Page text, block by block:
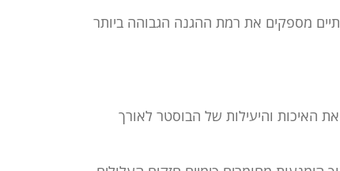
מספקים את רמת ההגנה הגבוהה ביותר
האיכות והיעילות של הבוסטר לאורך